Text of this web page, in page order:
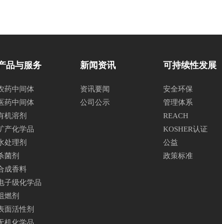
品与服务
药中间体
药中间体
机溶剂
产化学品
处理剂
菌剂
成香料
子级化学品
燃剂
面活性剂
新闻资讯
资讯要闻
公司公示
可持续性发展
安全环保
管理体系
REACH
KOSHER认证
公益
政策标准